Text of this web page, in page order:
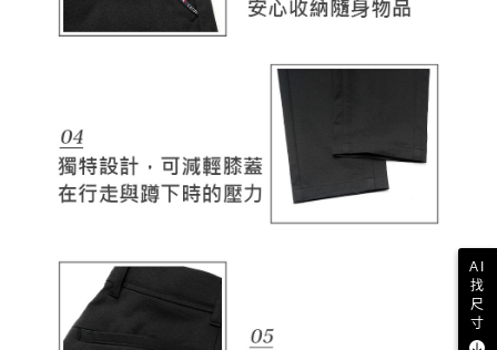
AI
找
尺
寸